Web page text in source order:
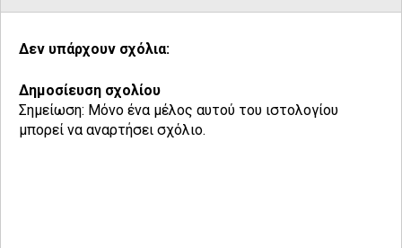
Δεν υπάρχουν σχόλια:
Δημοσίευση σχολίου
Σημείωση: Μόνο ένα μέλος αυτού του ιστολογίου
μπορεί να αναρτήσει σχόλιο.